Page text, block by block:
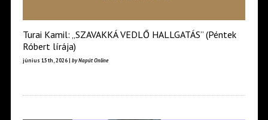
Turai Kamil: „SZAVAKKÁ VEDLŐ HALLGATÁS” (Péntek
Róbert lírája)
június 15th, 2026 | by Napút Online